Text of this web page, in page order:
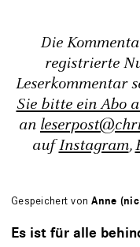
Die
registrierte
Leserkommentar
Sie bitte ein Abo
an
aufInstagram,
Gespeichert vonAnne
Es ist für alle